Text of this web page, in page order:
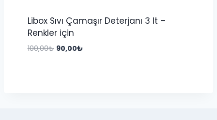
Libox Sıvı Çamaşır Deterjanı 3 lt –
Renkler için
100,00₺ Orijinal
90,00₺Şu